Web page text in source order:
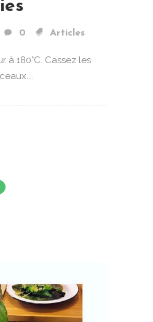
0 Articles
à 180°C. Cassez les